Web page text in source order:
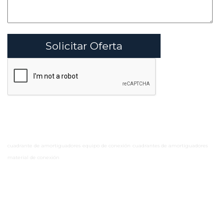
Solicitar Oferta
cuadrante de amortiguadores equipo de conexión
cuadrantes de amortiguadores
material de conexión